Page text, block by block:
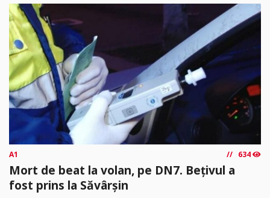
A1 634
Mort de beat la volan, pe DN7. Bețivul a
fost prins la Săvârșin